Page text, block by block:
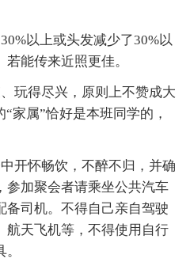
以上或头发减少了30%以
若能传来近照更佳。
玩得尽兴，原则上不赞成大
家属”恰好是本班同学的，
开怀畅饮，不醉不归，并确
参加聚会者请乘坐公共汽车
备司机。不得自己亲自驾驶
航天飞机等，不得使用自行